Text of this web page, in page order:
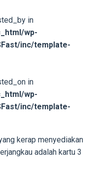
in
wp-
inc/template-
in
wp-
inc/template-
kerap menyediakan
adalah kartu 3